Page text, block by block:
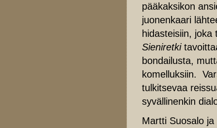
pääkaksikon
juonenkaari
hidasteisiin, joka
Sieniretki
bondailusta,
komelluksiin.
tulkitsevaa
syvällinenkin
Martti Suosalo